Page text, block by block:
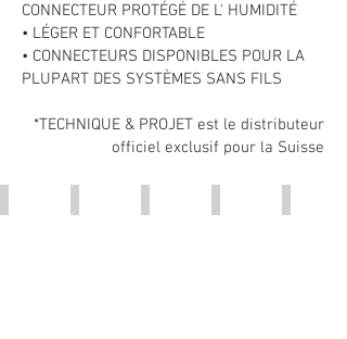
CONNECTEUR PROTÉGÉ DE L' HUMIDITÉ
• LÉGER ET CONFORTABLE
• CONNECTEURS DISPONIBLES POUR LA
PLUPART DES SYSTÈMES SANS FILS
*TECHNIQUE & PROJET est le distributeur
officiel exclusif pour la Suisse​